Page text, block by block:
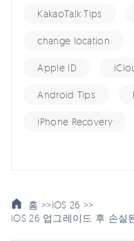
KakaoTalk Tips
change location
Apple ID
Android Tips
iPhone Recovery
홈 >>iOS 26 >>
iOS 26 업그레이드 후 손실